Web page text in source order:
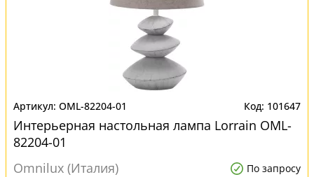
OML-82204-01 101647
Интерьерная настольная лампа Lorrain OML-
82204-01
Omnilux (Италия)
По запросу